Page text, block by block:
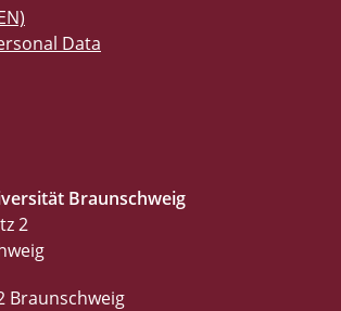
Data
Braunschweig
2
Braunschweig